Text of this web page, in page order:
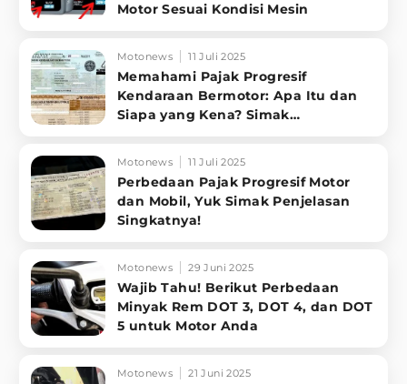
Motor Sesuai Kondisi Mesin
Motonews 11 Juli 2025
Memahami Pajak Progresif
Kendaraan Bermotor: Apa Itu dan
Siapa yang Kena? Simak
Motonews 11 Juli 2025
Perbedaan Pajak Progresif Motor
dan Mobil, Yuk Simak Penjelasan
Singkatnya!
Motonews 29 Juni 2025
Wajib Tahu! Berikut Perbedaan
Minyak Rem DOT 3, DOT 4, dan DOT
5 untuk Motor Anda
Motonews 21 Juni 2025